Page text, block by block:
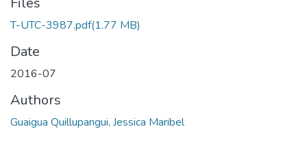
T-UTC-3987.pdf(1.77 MB)
Date
2016-07
Authors
Guaigua Quillupangui, Jessica Maribel